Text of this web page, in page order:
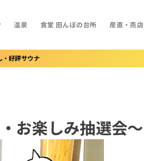
温泉 食堂 田んぼの台所 産直・売店
好評サウナ
お楽しみ抽選会～